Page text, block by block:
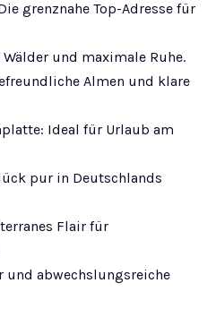
grenznahe Top-Adresse für
Wälder und maximale Ruhe.
Almen und klare
Ideal für Urlaub am
pur in Deutschlands
Flair für
und abwechslungsreiche